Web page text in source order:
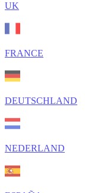
UK
FRANCE
DEUTSCHLAND
NEDERLAND